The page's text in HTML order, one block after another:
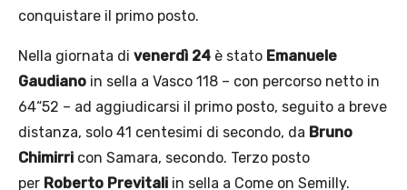
conquistare il primo posto.
Nella giornata di venerdì 24 è stato Emanuele
Gaudiano in sella a Vasco 118 – con percorso netto in
64“52 – ad aggiudicarsi il primo posto, seguito a breve
distanza, solo 41 centesimi di secondo, da Bruno
Chimirri con Samara, secondo. Terzo posto
per Roberto Previtali in sella a Come on Semilly.